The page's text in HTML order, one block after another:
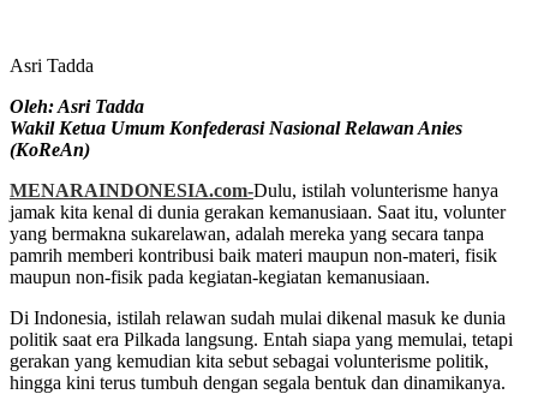
Asri Tadda
Oleh: Asri Tadda
Wakil Ketua Umum Konfederasi Nasional Relawan Anies
(KoReAn)
MENARAINDONESIA.com-Dulu, istilah volunterisme hanya
jamak kita kenal di dunia gerakan kemanusiaan. Saat itu, volunter
yang bermakna sukarelawan, adalah mereka yang secara tanpa
pamrih memberi kontribusi baik materi maupun non-materi, fisik
maupun non-fisik pada kegiatan-kegiatan kemanusiaan.
Di Indonesia, istilah relawan sudah mulai dikenal masuk ke dunia
politik saat era Pilkada langsung. Entah siapa yang memulai, tetapi
gerakan yang kemudian kita sebut sebagai volunterisme politik,
hingga kini terus tumbuh dengan segala bentuk dan dinamikanya.